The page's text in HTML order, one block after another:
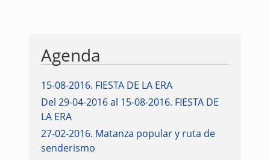
Agenda
15-08-2016. FIESTA DE LA ERA
Del 29-04-2016 al 15-08-2016. FIESTA DE
LA ERA
27-02-2016. Matanza popular y ruta de
senderismo